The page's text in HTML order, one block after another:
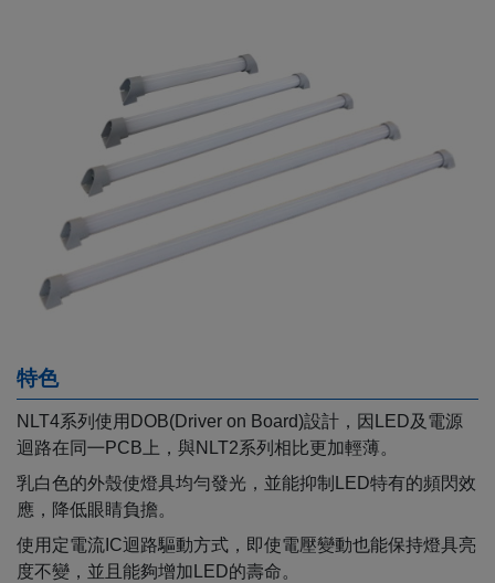
特色
NLT4系列使用DOB(Driver on Board)設計，因LED及電源
迴路在同㇐PCB上，與NLT2系列相比更加輕薄。
乳白色的外殼使燈具均勻發光，並能抑制LED特有的頻閃效
應，降低眼睛負擔。
使用定電流IC迴路驅動方式，即使電壓變動也能保持燈具亮
度不變，並且能夠增加LED的壽命。